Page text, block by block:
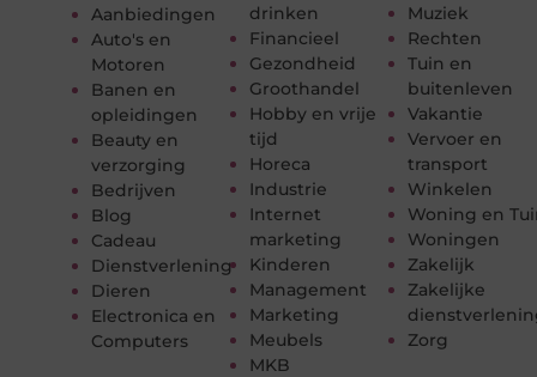
Aanbiedingen
Auto's en
Motoren
Banen en
opleidingen
Beauty en
verzorging
Bedrijven
Blog
Cadeau
Dienstverlening
Dieren
Electronica en
Computers
drinken
Financieel
Gezondheid
Groothandel
Hobby en vrije
tijd
Horeca
Industrie
Internet
marketing
Kinderen
Management
Marketing
Meubels
MKB
Muziek
Rechten
Tuin en
buitenleven
Vakantie
Vervoer en
transport
Winkelen
Woning en
Woningen
Zakelijk
Zakelijke
Zorg